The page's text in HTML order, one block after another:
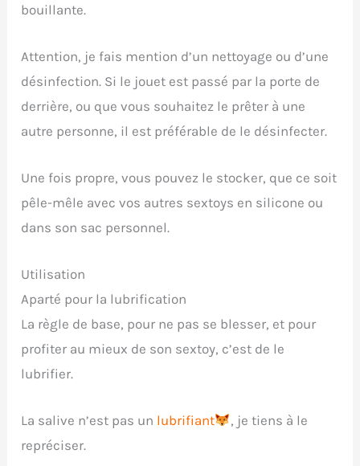
bouillante.
Attention, je fais mention d’un nettoyage ou d’une
désinfection. Si le jouet est passé par la porte de
derrière, ou que vous souhaitez le prêter à une
autre personne, il est préférable de le désinfecter.
Une fois propre, vous pouvez le stocker, que ce soit
pêle-mêle avec vos autres sextoys en silicone ou
dans son sac personnel.
Utilisation
Aparté pour la lubrification
La règle de base, pour ne pas se blesser, et pour
profiter au mieux de son sextoy, c’est de le
lubrifier.
La salive n’est pas un lubrifiant
, je tiens à le
repréciser.